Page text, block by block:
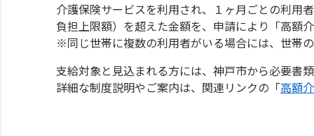
介護保険サービスを利用され、１ヶ月ごとの利用
負担上限額）を超えた金額を、申請により「高額
※同じ世帯に複数の利用者がいる場合には、世帯
支給対象と見込まれる方には、神戸市から必要書
詳細な制度説明やご案内は、関連リンクの「高額